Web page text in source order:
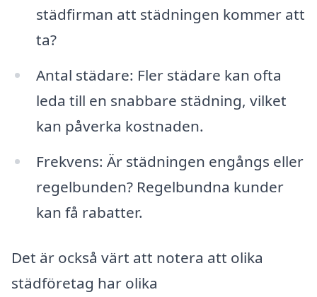
städfirman att städningen kommer att
ta?
Antal städare: Fler städare kan ofta
leda till en snabbare städning, vilket
kan påverka kostnaden.
Frekvens: Är städningen engångs eller
regelbunden? Regelbundna kunder
kan få rabatter.
Det är också värt att notera att olika
städföretag har olika